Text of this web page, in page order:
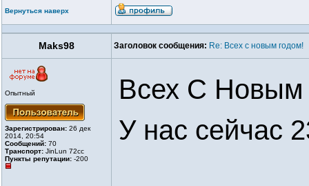
Вернуться наверх
Maks98 Заголовок сообщения: Re: Всех с новым годом!
Опытный
Зарегистрирован: 26 дек
2014, 20:54
Сообщений: 70
Транспорт: JinLun 72cc
Пункты репутации: -200
Всех С Новым
У нас сейчас